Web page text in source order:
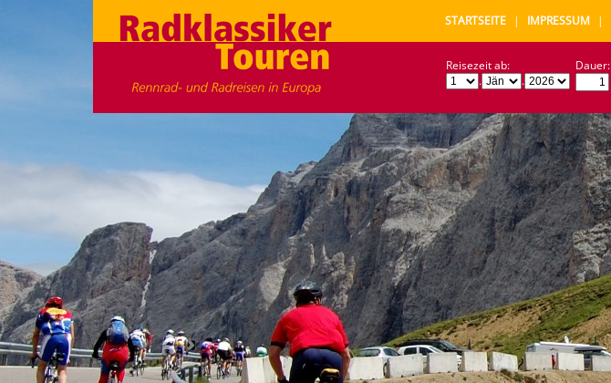
STARTSEITE | IMPRESSUM |
Reisezeit ab:
.
.
Dauer: